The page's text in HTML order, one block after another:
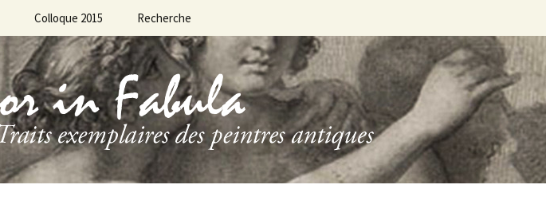
Colloque 2015 Recherche